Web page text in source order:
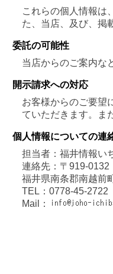
これらの個人情報は
た、当店、及び、掲
委託の可能性
当店からのご案内な
開示請求への対応
お客様からのご要望
ていただきます。ま
個人情報についての連
担当者：福井情報
連絡先：〒919-0132
福井県南条郡南越前
TEL：0778-45-2722
Mail：